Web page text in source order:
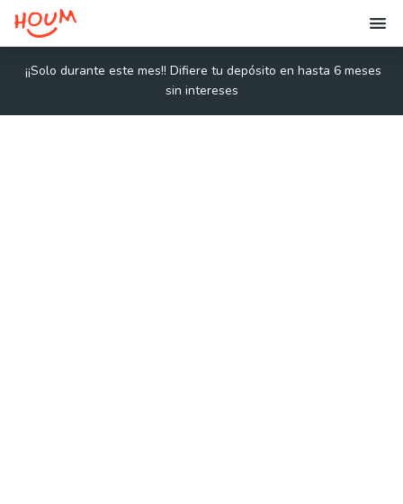
¡¡Solo durante este mes!! Difiere tu depósito en hasta 6 meses
sin intereses